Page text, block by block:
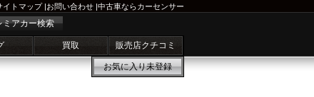
イトマップ|お問い合わせ |中古車ならカーセンサー
ミアカー検索
買取 販売店クチコミ
お気に入り未登録